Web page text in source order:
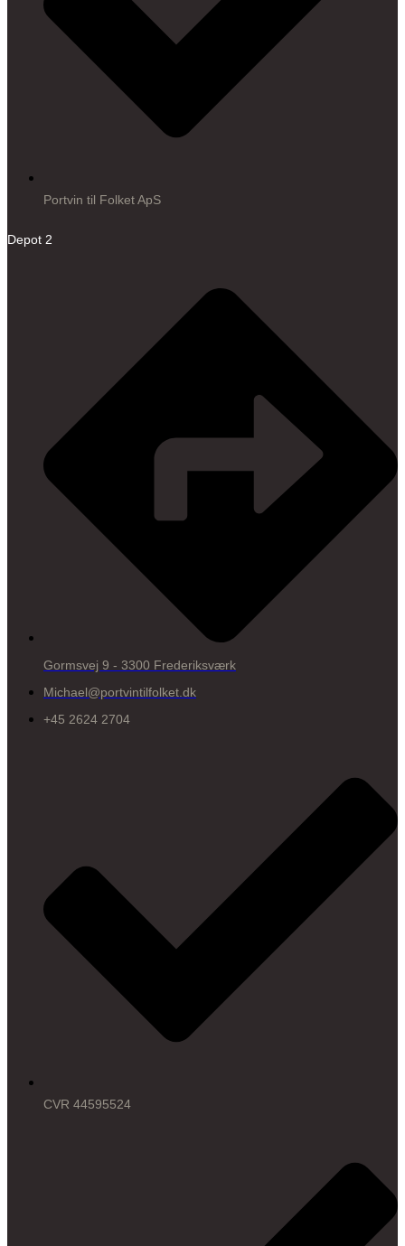
Portvin til Folket ApS
Depot 2
Gormsvej 9 - 3300 Frederiksværk
Michael@portvintilfolket.dk
+45 2624 2704
CVR 44595524